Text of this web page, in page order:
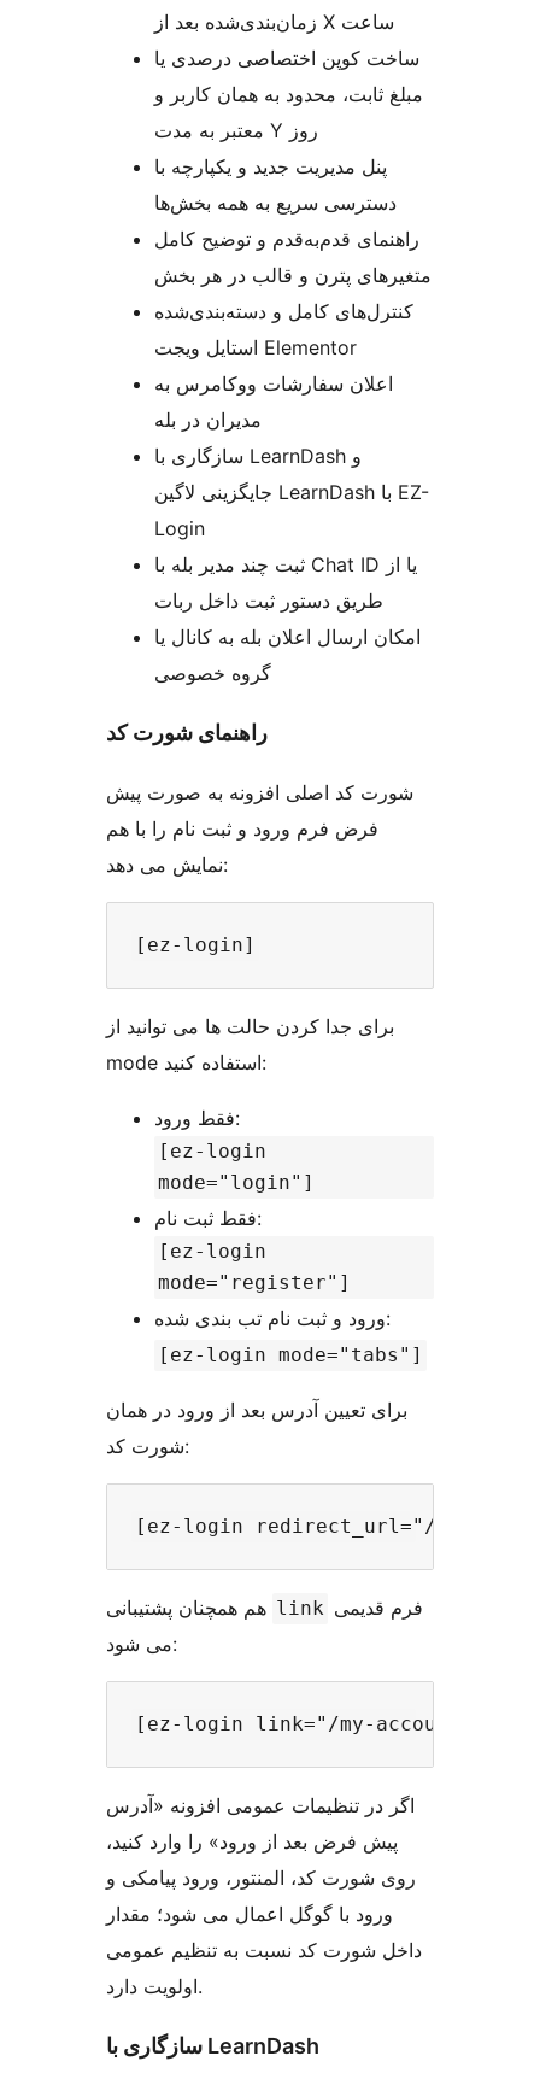
زمان‌بندی‌شده بعد از X ساعت
ساخت کوپن اختصاصی درصدی یا
مبلغ ثابت، محدود به همان کاربر و
معتبر به مدت Y روز
پنل مدیریت جدید و یکپارچه با
دسترسی سریع به همه بخش‌ها
راهنمای قدم‌به‌قدم و توضیح کامل
متغیرهای پترن و قالب در هر بخش
کنترل‌های کامل و دسته‌بندی‌شده
استایل ویجت Elementor
اعلان سفارشات ووکامرس به
مدیران در بله
سازگاری با LearnDash و
جایگزینی لاگین LearnDash با EZ-
Login
ثبت چند مدیر بله با Chat ID یا از
طریق دستور ثبت داخل ربات
امکان ارسال اعلان بله به کانال یا
گروه خصوصی
راهنمای شورت کد
شورت کد اصلی افزونه به صورت پیش
فرض فرم ورود و ثبت نام را با هم
نمایش می دهد:
برای جدا کردن حالت ها می توانید از
mode استفاده کنید:
فقط ورود:
[ez-login
mode="login"]
فقط ثبت نام:
[ez-login
mode="register"]
ورود و ثبت نام تب بندی شده:
[ez-login mode="tabs"]
برای تعیین آدرس بعد از ورود در همان
شورت کد:
فرم قدیمی link هم همچنان پشتیبانی
می شود:
اگر در تنظیمات عمومی افزونه «آدرس
پیش فرض بعد از ورود» را وارد کنید،
روی شورت کد، المنتور، ورود پیامکی و
ورود با گوگل اعمال می شود؛ مقدار
داخل شورت کد نسبت به تنظیم عمومی
اولویت دارد.
سازگاری با LearnDash